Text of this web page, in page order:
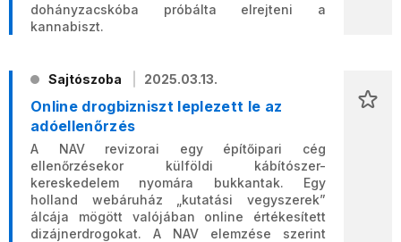
dohányzacskóba próbálta elrejteni a
kannabiszt.
Sajtószoba 2025.03.13.
Online drogbizniszt leplezett le az
adóellenőrzés
A NAV revizorai egy építőipari cég
ellenőrzésekor külföldi kábítószer-
kereskedelem nyomára bukkantak. Egy
holland webáruház „kutatási vegyszerek”
álcája mögött valójában online értékesített
dizájnerdrogokat. A NAV elemzése szerint